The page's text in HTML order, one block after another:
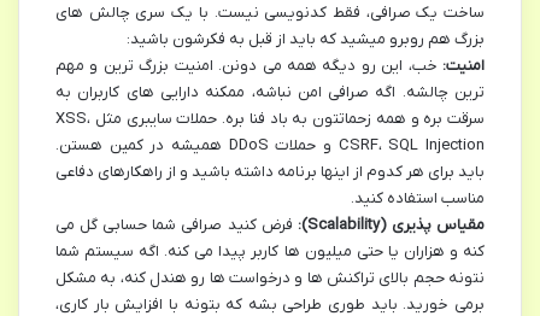
ساخت یک صرافی، فقط کدنویسی نیست. با یک سری چالش های
بزرگ هم روبرو میشید که باید از قبل به فکرشون باشید:
امنیت: خب، این رو دیگه همه می دونن. امنیت بزرگ ترین و مهم
ترین چالشه. اگه صرافی امن نباشه، ممکنه دارایی های کاربران به
سرقت بره و همه زحماتتون به باد فنا بره. حملات سایبری مثل XSS،
CSRF، SQL Injection و حملات DDoS همیشه در کمین هستن.
باید برای هر کدوم از اینها برنامه داشته باشید و از راهکارهای دفاعی
مناسب استفاده کنید.
مقیاس پذیری (Scalability):
فرض کنید صرافی شما حسابی گل می
کنه و هزاران یا حتی میلیون ها کاربر پیدا می کنه. اگه سیستم شما
نتونه حجم بالای تراکنش ها و درخواست ها رو هندل کنه، به مشکل
برمی خورید. باید طوری طراحی بشه که بتونه با افزایش بار کاری،